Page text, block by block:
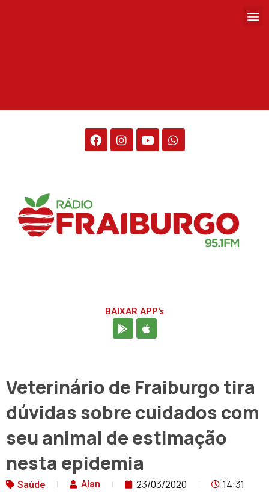
BAIXAR APP's
Veterinário de Fraiburgo tira
dúvidas sobre cuidados com
seu animal de estimação
nesta epidemia
Saúde Alan 23/03/2020 14:31